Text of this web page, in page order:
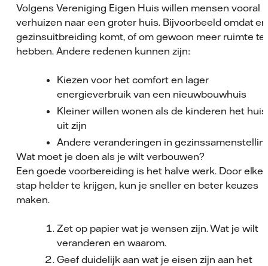
Volgens Vereniging Eigen Huis willen mensen vooral
verhuizen naar een groter huis. Bijvoorbeeld omdat er
gezinsuitbreiding komt, of om gewoon meer ruimte te
hebben. Andere redenen kunnen zijn:
Kiezen voor het comfort en lager
energieverbruik van een nieuwbouwhuis
Kleiner willen wonen als de kinderen het huis
uit zijn
Andere veranderingen in
Wat moet je doen als je wilt verbouwen?
Een goede voorbereiding is het halve werk. Door elke
stap helder te krijgen, kun je sneller en beter keuzes
maken.
Zet op papier wat je wensen zijn. Wat je wilt
veranderen en waarom.
Geef duidelijk aan wat je eisen zijn aan het